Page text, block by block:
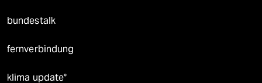
bundestalk
fernverbindung
klima update°